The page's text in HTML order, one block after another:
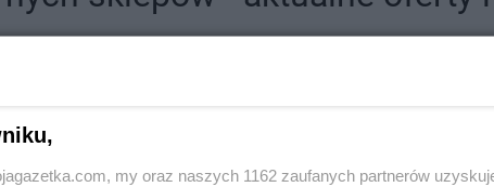
tutaj sklepy należące do lokalnych sieci oraz duże, znane super- i
my oraz naszych 1162 zaufanych partnerów